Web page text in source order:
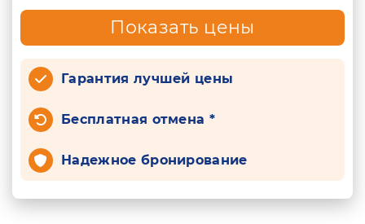
Показать цены
Гарантия лучшей цены
Бесплатная отмена *
Надежное бронирование